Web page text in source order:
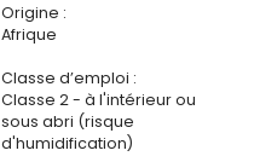
Origine :
Afrique
Classe d’emploi :
Classe 2 - à l'intérieur ou
sous abri (risque
d'humidification)